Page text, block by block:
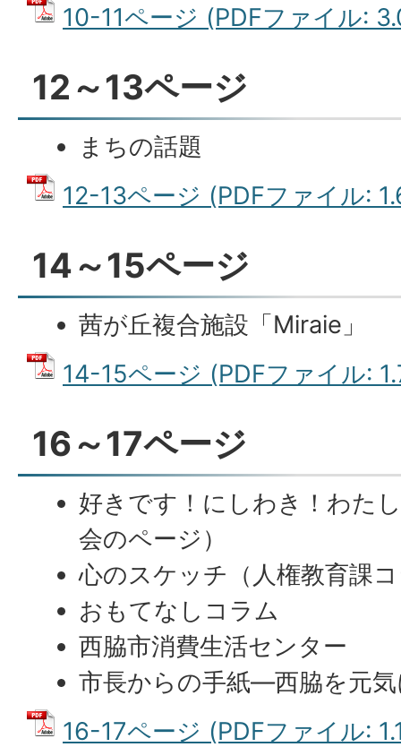
10-11ページ (PDFファイル:
12～13ページ
まちの話題
12-13ページ (PDFファイル:
14～15ページ
茜が丘複合施設「Miraie」
14-15ページ (PDFファイル:
16～17ページ
好きです！にしわき！わた
会のページ）
心のスケッチ（人権教育課
おもてなしコラム
西脇市消費生活センター
市長からの手紙―西脇を元
16-17ページ (PDFファイル: